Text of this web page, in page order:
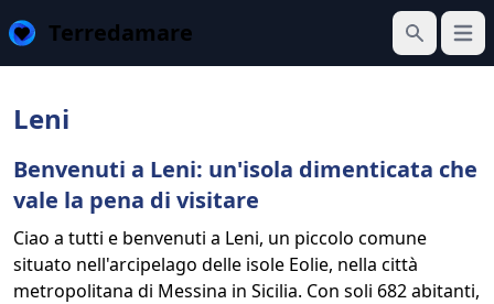
Terredamare
Cerca
Apri
Leni
Benvenuti a Leni: un'isola dimenticata che
vale la pena di visitare
Ciao a tutti e benvenuti a Leni, un piccolo comune
situato nell'arcipelago delle isole Eolie, nella città
metropolitana di Messina in Sicilia. Con soli 682 abitanti,